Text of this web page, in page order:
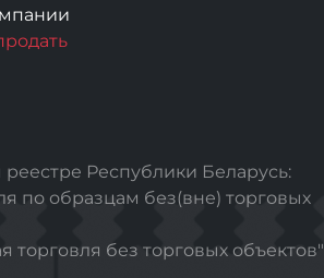
Республики Беларусь:
по образцам без(вне) торговых
торговля без торговых объектов"